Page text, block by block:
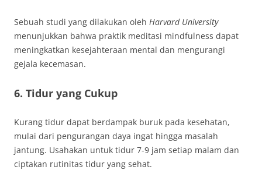
Sebuah studi yang dilakukan oleh Harvard University
menunjukkan bahwa praktik meditasi mindfulness dapat
meningkatkan kesejahteraan mental dan mengurangi
gejala kecemasan.
6. Tidur yang Cukup
Kurang tidur dapat berdampak buruk pada kesehatan,
mulai dari pengurangan daya ingat hingga masalah
jantung. Usahakan untuk tidur 7-9 jam setiap malam dan
ciptakan rutinitas tidur yang sehat.